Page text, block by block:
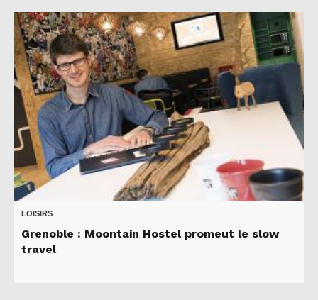
LOISIRS
Grenoble : Moontain Hostel promeut le slow
travel